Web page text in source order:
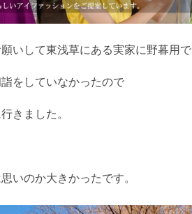
いして東浅草にある実家に野暮用で
をしていなかったので
きました。
いのか大きかったです。